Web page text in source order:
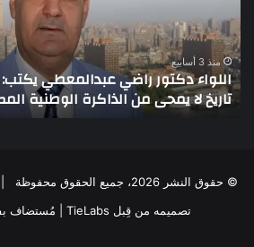
30
يونيو
–
3
يوليو..
الذاكرة
منذ 3 أسابيع
تاريخ لا يمحى من الذاكرة الوطنية
© حقوق النشر 2026، جميع الحقوق محفوظة |
تصميمه من قِبل TieLabs
| مُستضاف